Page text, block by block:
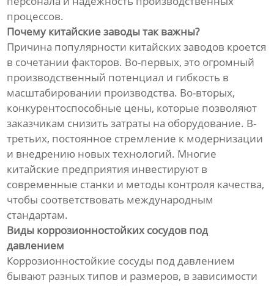
процессов.
Почему китайские заводы так важны?
Причина популярности китайских заводов кроется
в сочетании факторов. Во-первых, это огромный
производственный потенциал и гибкость в
масштабировании производства. Во-вторых,
конкурентоспособные цены, которые позволяют
заказчикам снизить затраты на оборудование. В-
третьих, постоянное стремление к модернизации
и внедрению новых технологий. Многие
китайские предприятия инвестируют в
современные станки и методы контроля качества,
чтобы соответствовать международным
стандартам.
Виды коррозионностойких сосудов под
давлением
Коррозионностойкие сосуды под давлением
бывают разных типов и размеров, в зависимости